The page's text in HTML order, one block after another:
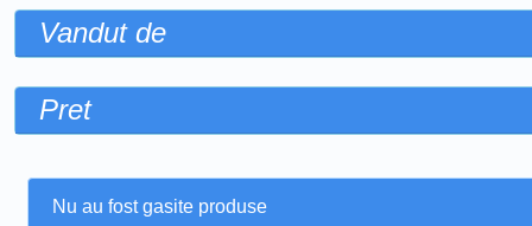
Vandut de
Pret
Nu au fost gasite produse